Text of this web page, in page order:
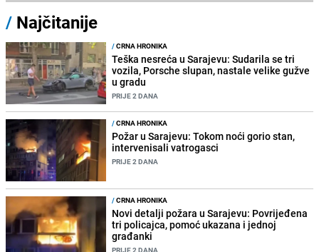
/ Najčitanije
/CRNA HRONIKA
Teška nesreća u Sarajevu: Sudarila se tri
vozila, Porsche slupan, nastale velike gužve
u gradu
PRIJE 2 DANA
/CRNA HRONIKA
Požar u Sarajevu: Tokom noći gorio stan,
intervenisali vatrogasci
PRIJE 2 DANA
/CRNA HRONIKA
Novi detalji požara u Sarajevu: Povrijeđena
tri policajca, pomoć ukazana i jednoj
građanki
PRIJE 2 DANA